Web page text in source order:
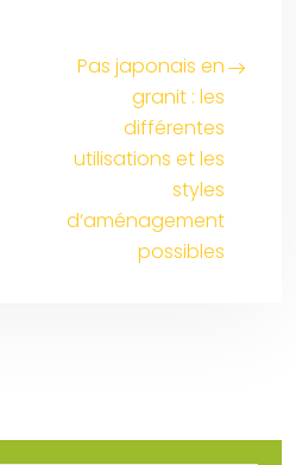
Pas japonais en
granit : les
différentes
utilisations et les
styles
d’aménagement
possibles